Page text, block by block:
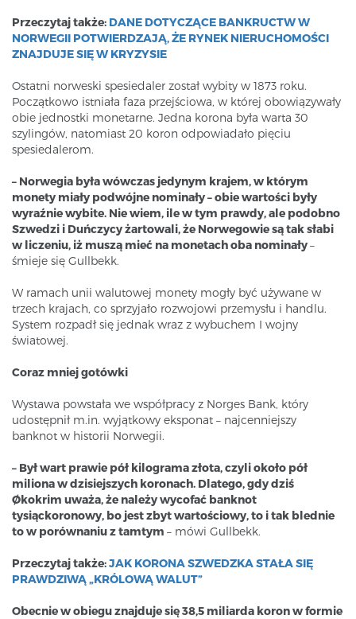
Przeczytaj także: DANE DOTYCZĄCE BANKRUCTW W
NORWEGII POTWIERDZAJĄ, ŻE RYNEK NIERUCHOMOŚCI
ZNAJDUJE SIĘ W KRYZYSIE
Ostatni norweski spesiedaler został wybity w 1873 roku.
Początkowo istniała faza przejściowa, w której obowiązywały
obie jednostki monetarne. Jedna korona była warta 30
szylingów, natomiast 20 koron odpowiadało pięciu
spesiedalerom.
– Norwegia była wówczas jedynym krajem, w którym
monety miały podwójne nominały – obie wartości były
wyraźnie wybite. Nie wiem, ile w tym prawdy, ale podobno
Szwedzi i Duńczycy żartowali, że Norwegowie są tak słabi
w liczeniu, iż muszą mieć na monetach oba nominały–
śmieje się Gullbekk.
W ramach unii walutowej monety mogły być używane w
trzech krajach, co sprzyjało rozwojowi przemysłu i handlu.
System rozpadł się jednak wraz z wybuchem I wojny
światowej.
Coraz mniej gotówki
Wystawa powstała we współpracy z Norges Bank, który
udostępnił m.in. wyjątkowy eksponat – najcenniejszy
banknot w historii Norwegii.
– Był wart prawie pół kilograma złota, czyli około pół
miliona w dzisiejszych koronach. Dlatego, gdy dziś
Økokrim uważa, że należy wycofać banknot
tysiąckoronowy, bo jest zbyt wartościowy, to i tak blednie
to w porównaniu z tamtym – mówi Gullbekk.
Przeczytaj także:JAK KORONA SZWEDZKA STAŁA SIĘ
PRAWDZIWĄ „KRÓLOWĄ WALUT”
Obecnie w obiegu znajduje się 38,5 miliarda koron w formie